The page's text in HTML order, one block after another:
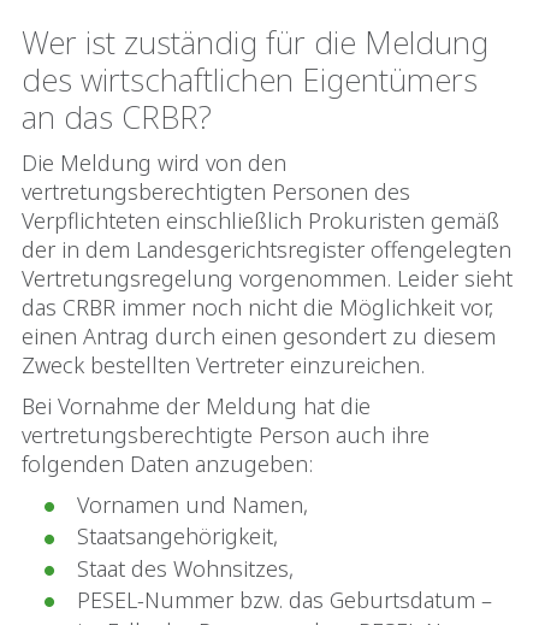
Wer ist zuständig für die Meldung
des wirtschaftlichen Eigentümers
an das CRBR?
Die Meldung wird von den
vertretungsberechtigten Personen des
Verpflichteten einschließlich Prokuristen gemäß
der in dem Landesgerichtsregister offengelegten
Vertretungsregelung vorgenommen. Leider sieht
das CRBR immer noch nicht die Möglichkeit vor,
einen Antrag durch einen gesondert zu diesem
Zweck bestellten Vertreter einzureichen.
Bei Vornahme der Meldung hat die
vertretungsberechtigte Person auch ihre
folgenden Daten anzugeben:
Vornamen und Namen,
Staatsangehörigkeit,
Staat des Wohnsitzes,
PESEL-Nummer bzw. das Geburtsdatum –